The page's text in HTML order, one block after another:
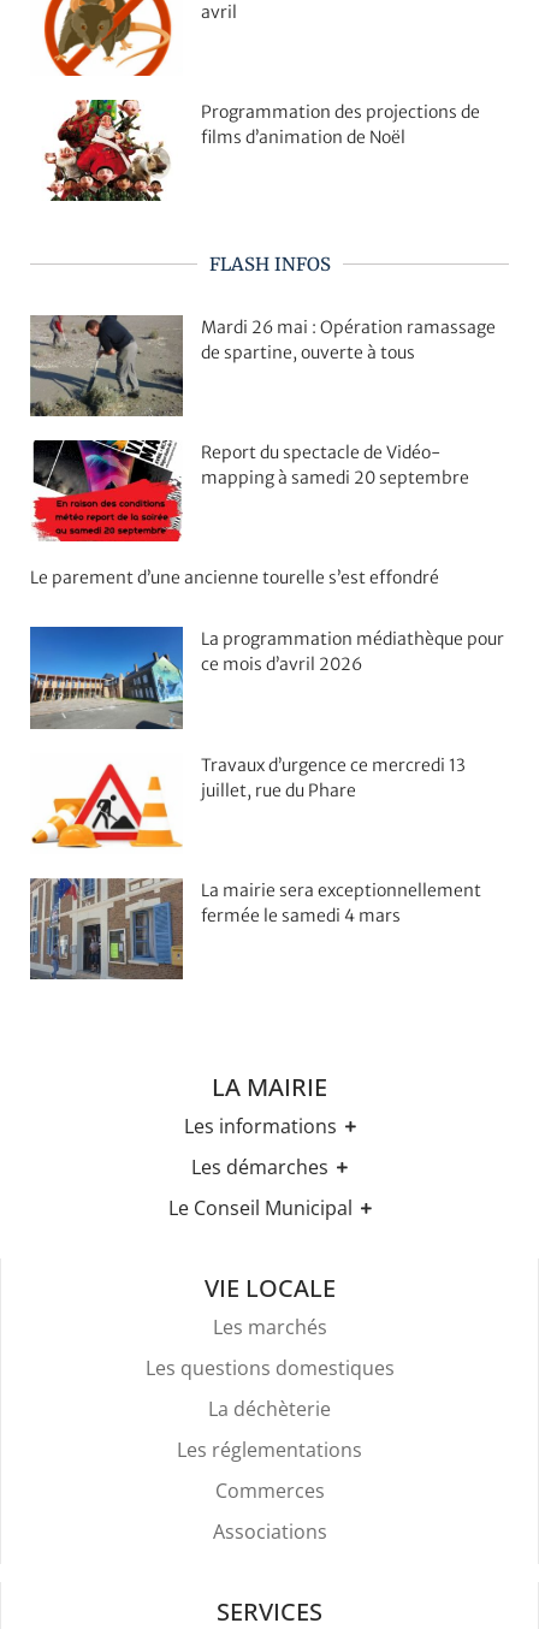
avril
Programmation des projections de
films d’animation de Noël
FLASH INFOS
Mardi 26 mai : Opération ramassage
de spartine, ouverte à tous
Report du spectacle de Vidéo-
mapping à samedi 20 septembre
Le parement d’une ancienne tourelle s’est effondré
La programmation médiathèque pour
ce mois d’avril 2026
Travaux d’urgence ce mercredi 13
juillet, rue du Phare
La mairie sera exceptionnellement
fermée le samedi 4 mars
LA MAIRIE
Les informations
Les horaires
Les élections
Stationnement
Les démarches
Etat-civil
Recensement militaire
Mariage & Pacs
Livret de Famille
Légalisation de signature
Services Funéraires
Le Conseil Municipal
VIE LOCALE
Les marchés
Les questions domestiques
La déchèterie
Les réglementations
Commerces
Associations
SERVICES